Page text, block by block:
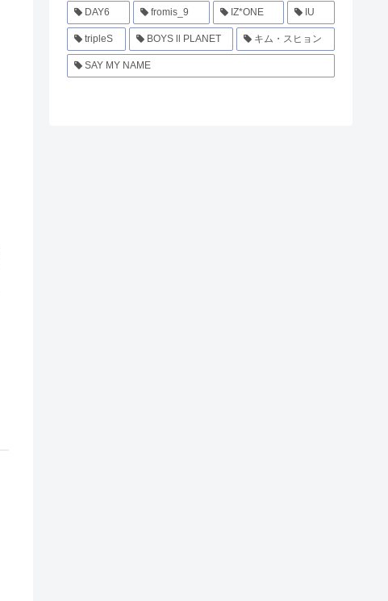
DAY6 fromis_9 IZ*ONE IU
tripleS BOYS ll PLANET キム・スヒョン
SAY MY NAME